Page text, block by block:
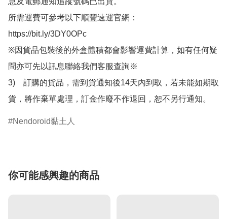
所需運費可參考以下順豐速運官網：
https://bit.ly/3DY0OPc
※因貨品包裝後的外盒體積都會影響運費計算，如有任何疑
問亦可先以訊息聯絡我們客服查詢※
3)　訂購的貨品，需到貨通知後14天內到取，若未能如期取
貨，將作棄單處理，訂金作廢不作退回，恕不另行通知。
Nendoroid黏土人
你可能感興趣的商品